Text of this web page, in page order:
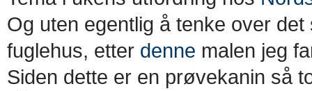
Og uten egentlig å tenke over
fuglehus, etter denne malen jeg
Siden dette er en prøvekanin så